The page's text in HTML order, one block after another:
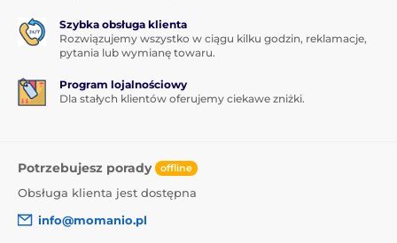
Szybka obsługa klienta
Rozwiązujemy wszystko w ciągu kilku godzin, reklamacje,
pytania lub wymianę towaru.
Program lojalnościowy
Dla stałych klientów oferujemy ciekawe zniżki.
Potrzebujesz porady offline
Obsługa klienta jest dostępna
info@momanio.pl